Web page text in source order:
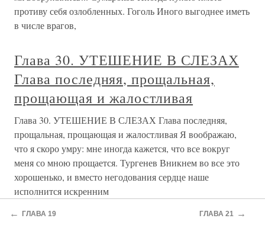
противу себя озлобленных. Гоголь Иного выгоднее иметь
в числе врагов,
Глава 30. УТЕШЕНИЕ В СЛЕЗАХ
Глава последняя, прощальная,
прощающая и жалостливая
Глава 30. УТЕШЕНИЕ В СЛЕЗАХ Глава последняя,
прощальная, прощающая и жалостливая Я воображаю,
что я скоро умру: мне иногда кажется, что все вокруг
меня со мною прощается. Тургенев Вникнем во все это
хорошенько, и вместо негодования сердце наше
исполнится искренним
← ГЛАВА 19 ГЛАВА 21 →